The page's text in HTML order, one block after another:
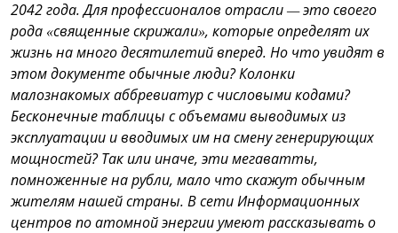
2042 года. Для профессионалов отрасли — это своего
рода «священные скрижали», которые определят их
жизнь на много десятилетий вперед. Но что увидят в
этом документе обычные люди? Колонки
малознакомых аббревиатур с числовыми кодами?
Бесконечные таблицы с объемами выводимых из
эксплуатации и вводимых им на смену генерирующих
мощностей? Так или иначе, эти мегаватты,
помноженные на рубли, мало что скажут обычным
жителям нашей страны. В сети Информационных
центров по атомной энергии умеют рассказывать о